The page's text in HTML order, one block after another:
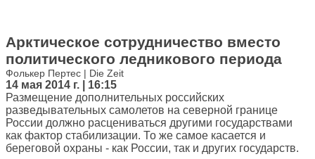
Арктическое сотрудничество вместо
политического ледникового периода
Фолькер Пертес | Die Zeit
14 мая 2014 г. | 16:15
Размещение дополнительных российских
разведывательных самолетов на северной границе
России должно расцениваться другими государствами
как фактор стабилизации. То же самое касается и
береговой охраны - как России, так и других государств.